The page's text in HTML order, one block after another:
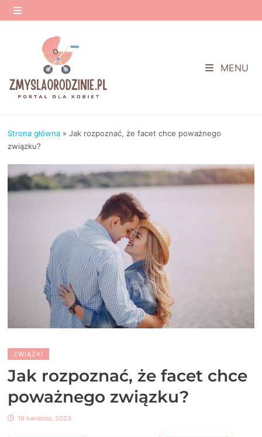
Przejdź
do
MENU
MENU
Strona główna »Jak rozpoznać, że facet chce poważnego
związku?
ZWIĄZKI
Jak rozpoznać, że facet chce
poważnego związku?
19 kwietnia, 2023